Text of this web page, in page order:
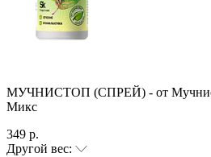
МУЧНИСТОП (СПРЕЙ) - от
Микс
349 р.
Другой вес: